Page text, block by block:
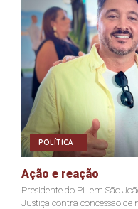
POLÍTICA
Ação e reação
Presidente do PL em São
Justiça contra concessão de